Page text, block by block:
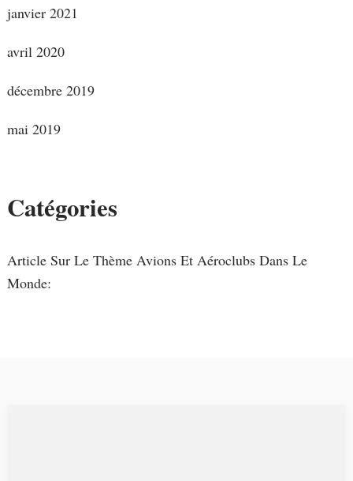
janvier 2021
avril 2020
décembre 2019
mai 2019
Catégories
Article Sur Le Thème Avions Et Aéroclubs Dans Le
Monde: